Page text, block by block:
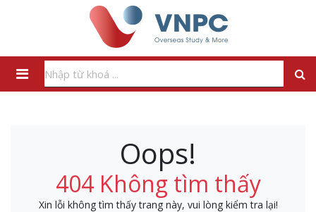
Oops!
404 Không tìm thấy
Xin lỗi không tìm thấy trang này, vui lòng kiểm tra lại!